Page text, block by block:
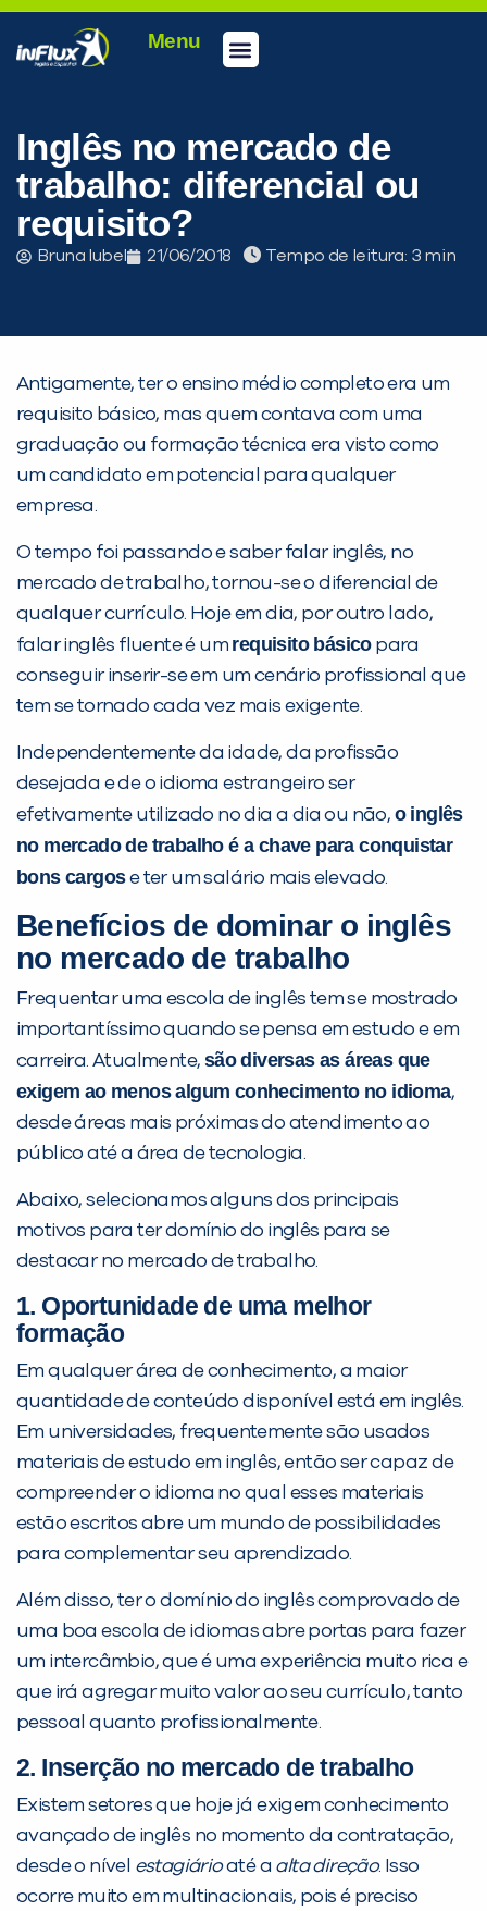
Menu
Inglês no mercado de
trabalho: diferencial ou
requisito?
Bruna Iubel 21/06/2018 Tempo de leitura:
Antigamente, ter o ensino médio completo era um
requisito básico, mas quem contava com uma
graduação ou formação técnica era visto como
um candidato em potencial para qualquer
empresa.
O tempo foi passando e saber falar inglês, no
mercado de trabalho, tornou-se o diferencial de
qualquer currículo. Hoje em dia, por outro lado,
falar inglês fluente é um requisito básicopara
conseguir inserir-se em um cenário profissional que
tem se tornado cada vez mais exigente.
Independentemente da idade, da profissão
desejada e de o idioma estrangeiro ser
efetivamente utilizado no dia a dia ou não, o inglês
no mercado de trabalho é a chave para conquistar
bons cargose ter um salário mais elevado.
Benefícios de dominar o inglês
no mercado de trabalho
Frequentar uma escola de inglês tem se mostrado
importantíssimo quando se pensa em estudo e em
carreira. Atualmente, são diversas as áreas que
exigem ao menos algum conhecimento no idioma,
desde áreas mais próximas do atendimento ao
público até a área de tecnologia.
Abaixo, selecionamos alguns dos principais
motivos para ter domínio do inglês para se
destacar no mercado de trabalho.
1. Oportunidade de uma melhor
formação
Em qualquer área de conhecimento, a maior
quantidade de conteúdo disponível está em inglês.
Em universidades, frequentemente são usados
materiais de estudo em inglês, então ser capaz de
compreender o idioma no qual esses materiais
estão escritos abre um mundo de possibilidades
para complementar seu aprendizado.
Além disso, ter o domínio do inglês comprovado de
uma boa escola de idiomas abre portas para fazer
um intercâmbio, que é uma experiência muito rica e
que irá agregar muito valor ao seu currículo, tanto
pessoal quanto profissionalmente.
2. Inserção no mercado de trabalho
Existem setores que hoje já exigem conhecimento
avançado de inglês no momento da contratação,
desde o nível estagiárioaté a alta direção. Isso
ocorre muito em multinacionais, pois é preciso
PEÇA UMA DEMONSTRAÇÃO DE MÉTODO
Desculpe!
Não encontramos nenhuma unidade
inFlux nesta cidade ou bairro que
você digitou.
Preencha com seus dados abaixo e
com a:
Você é aluno inFlux?
VOLTAR